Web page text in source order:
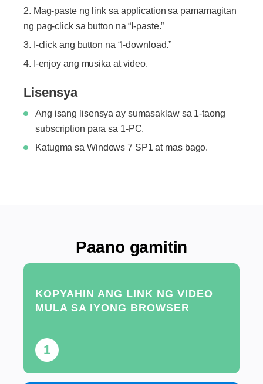
Mag-paste ng link sa application sa pamamagitan
ng pag-click sa button na “I-paste.”
I-click ang button na “I-download.”
I-enjoy ang musika at video.
Lisensya
Ang isang lisensya ay sumasaklaw sa 1-taong
subscription para sa 1-PC.
Katugma sa Windows 7 SP1 at mas bago.
Paano gamitin
1
KOPYAHIN ANG LINK NG VIDEO
MULA SA IYONG BROWSER